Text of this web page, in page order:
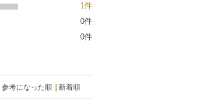
1件
0件
0件
参考になった順 新着順